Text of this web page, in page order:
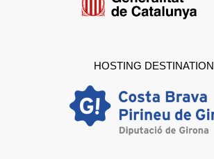
HOSTING DESTINATION